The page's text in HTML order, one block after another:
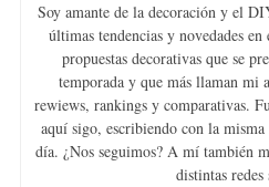
Soy amante de la decoración y el
últimas tendencias y novedades
propuestas decorativas que se
temporada y que más llaman mi
rewiews, rankings y comparativas.
aquí sigo, escribiendo con la
día. ¿Nos seguimos? A mí también
distintas redes